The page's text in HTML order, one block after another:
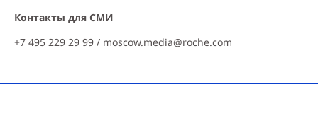
Контакты для СМИ
+7 495 229 29 99 / moscow.media@roche.com